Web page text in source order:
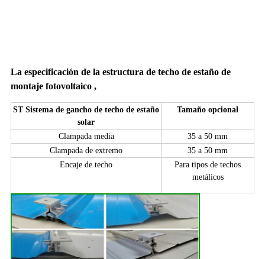
La especificación de la estructura de techo de estaño de
montaje fotovoltaico ,
ST Sistema de gancho de techo de estaño
solar
Tamaño opcional
Clampada media
35 a 50 mm
Clampada de extremo
35 a 50 mm
Encaje de techo
Para tipos de techos
metálicos